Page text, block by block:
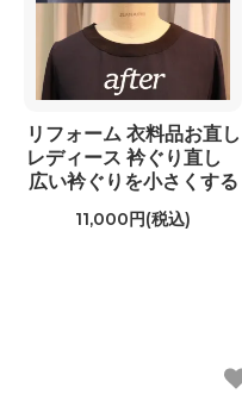
リフォーム 衣料品お直し
レディース 衿ぐり直し
広い衿ぐりを小さくする
11,000円(税込)